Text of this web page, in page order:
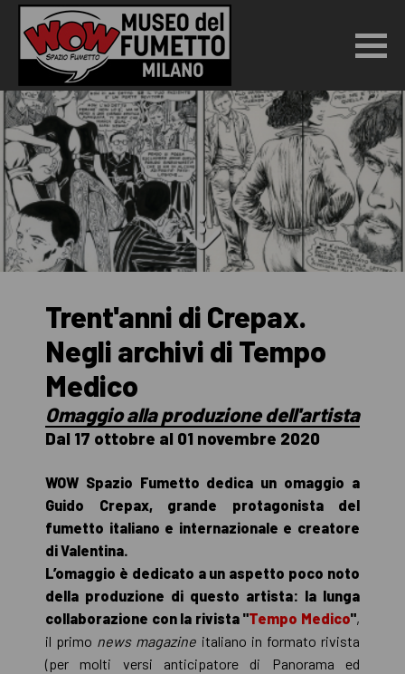
Trent'anni di Crepax.
Negli archivi di Tempo
Medico
Omaggio alla produzione dell'artista
Dal 17 ottobre al 01 novembre 2020
WOW Spazio Fumetto dedica un omaggio a
Guido Crepax, grande protagonista del
fumetto italiano e internazionale e creatore
di Valentina.
L’omaggio è dedicato a un aspetto poco noto
della produzione di questo artista: la lunga
collaborazione con la rivista "Tempo Medico",
il primo news magazine italiano in formato rivista
(per molti versi anticipatore di Panorama ed